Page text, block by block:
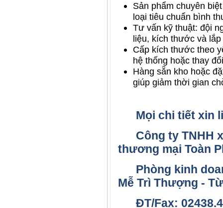
Sản phẩm chuyên
loại tiêu chuẩn bình
Tư vấn kỹ thuật: đội
liệu, kích thước và
Cấp kích thước theo
hệ thống hoặc thay
Hàng sẵn kho hoặc
giúp giảm thời gian
Mọi chi tiết xin
Công ty TNHH
thương mại Toàn
Phòng kinh
Mễ Trì Thượng -
ĐT/Fax: